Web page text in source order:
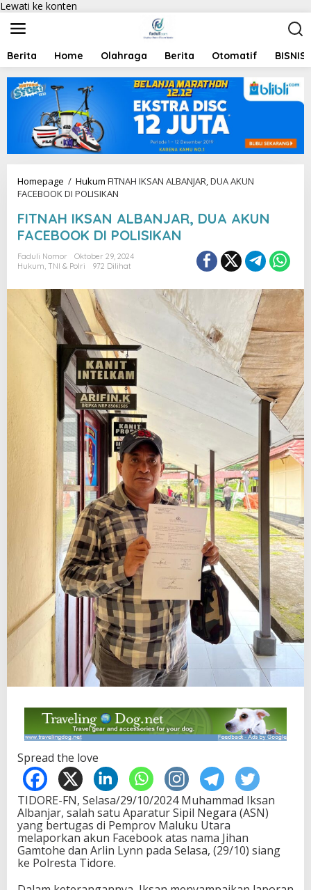
Lewati ke konten
Berita Home Olahraga Berita Otomatif BISNIS
Homepage / Hukum FITNAH IKSAN ALBANJAR, DUA AKUN
FACEBOOK DI POLISIKAN
FITNAH IKSAN ALBANJAR, DUA AKUN
FACEBOOK DI POLISIKAN
Faduli Nomor
Oktober 29, 2024
Hukum, TNI & Polri 972 Dilihat
Spread the love
TIDORE-FN, Selasa/29/10/2024 Muhammad Iksan
Albanjar, salah satu Aparatur Sipil Negara (ASN)
yang bertugas di Pemprov Maluku Utara
melaporkan akun Facebook atas nama Jihan
Gamtohe dan Arlin Lynn pada Selasa, (29/10) siang
ke Polresta Tidore.